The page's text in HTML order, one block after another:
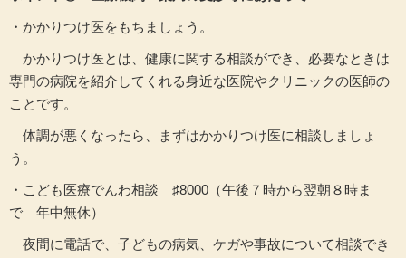
・かかりつけ医をもちましょう。
かかりつけ医とは、健康に関する相談ができ、必要なときは
専門の病院を紹介してくれる身近な医院やクリニックの医師の
ことです。
体調が悪くなったら、まずはかかりつけ医に相談しましょ
う。
・こども医療でんわ相談 ♯8000（午後７時から翌朝８時ま
で 年中無休）
夜間に電話で、子どもの病気、ケガや事故について相談でき